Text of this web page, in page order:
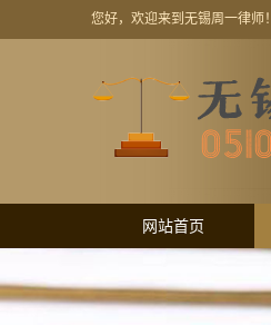
您好，欢迎来到无锡周一律师！
网站首页